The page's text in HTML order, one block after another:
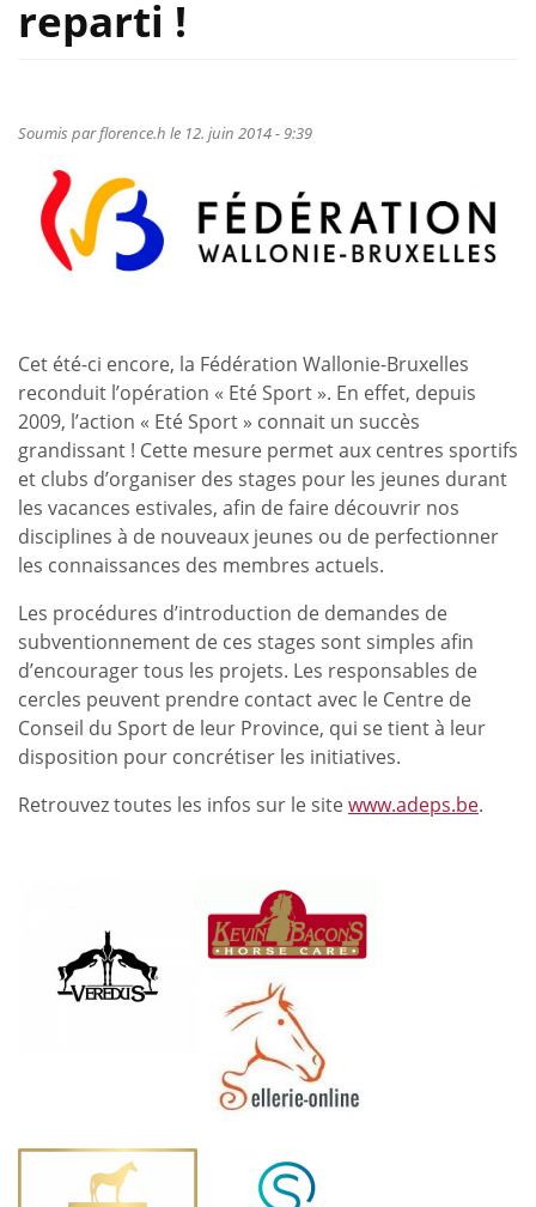
reparti !
Soumis parflorence.h le 12. juin 2014 - 9:39
Cet été-ci encore, la Fédération Wallonie-Bruxelles
reconduit l’opération « Eté Sport ». En effet, depuis
2009, l’action « Eté Sport » connait un succès
grandissant ! Cette mesure permet aux centres sportifs
et clubs d’organiser des stages pour les jeunes durant
les vacances estivales, afin de faire découvrir nos
disciplines à de nouveaux jeunes ou de perfectionner
les connaissances des membres actuels.
Les procédures d’introduction de demandes de
subventionnement de ces stages sont simples afin
d’encourager tous les projets. Les responsables de
cercles peuvent prendre contact avec le Centre de
Conseil du Sport de leur Province, qui se tient à leur
disposition pour concrétiser les initiatives.
Retrouvez toutes les infos sur le sitewww.adeps.be.